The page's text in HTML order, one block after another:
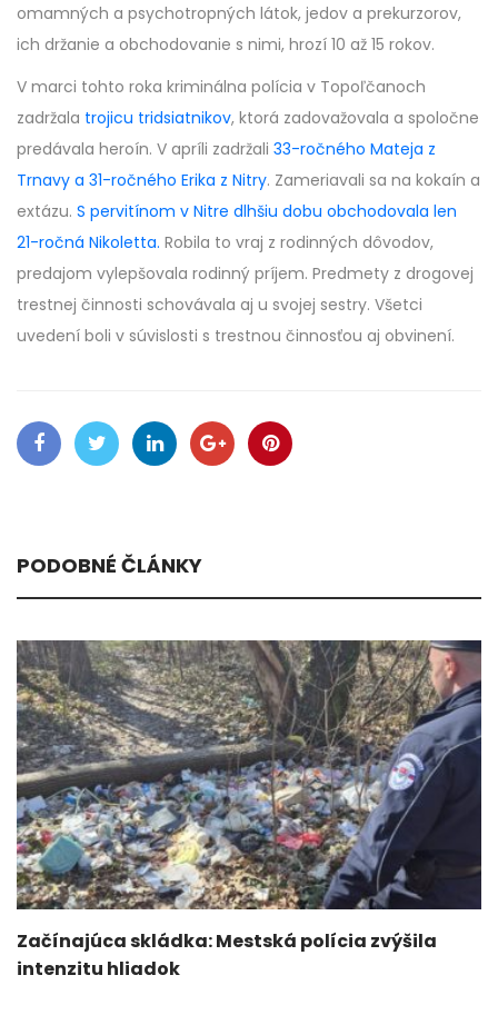
omamných a psychotropných látok, jedov a prekurzorov,
ich držanie a obchodovanie s nimi, hrozí 10 až 15 rokov.
V marci tohto roka kriminálna polícia v Topoľčanoch
zadržala trojicu tridsiatnikov, ktorá zadovažovala a spoločne
predávala heroín. V apríli zadržali 33-ročného Mateja z
Trnavy a 31-ročného Erika z Nitry. Zameriavali sa na kokaín a
extázu. S pervitínom v Nitre dlhšiu dobu obchodovala len
21-ročná Nikoletta. Robila to vraj z rodinných dôvodov,
predajom vylepšovala rodinný príjem. Predmety z drogovej
trestnej činnosti schovávala aj u svojej sestry. Všetci
uvedení boli v súvislosti s trestnou činnosťou aj obvinení.
PODOBNÉ ČLÁNKY
Začínajúca skládka: Mestská polícia zvýšila
intenzitu hliadok